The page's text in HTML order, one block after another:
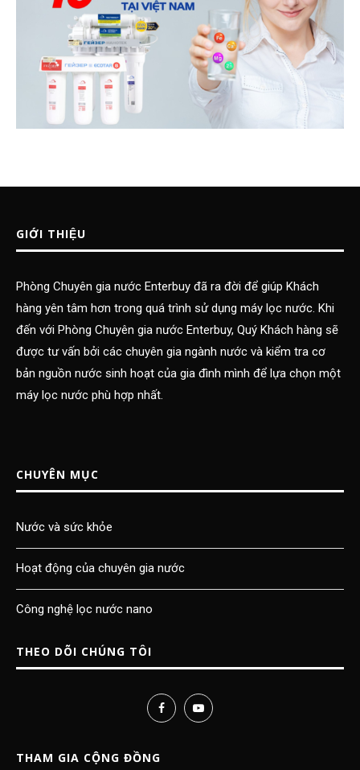
GIỚI THIỆU
Phòng Chuyên gia nước Enterbuy đã ra đời để giúp Khách
hàng yên tâm hơn trong quá trình sử dụng máy lọc nước. Khi
đến với Phòng Chuyên gia nước Enterbuy, Quý Khách hàng sẽ
được tư vấn bởi các chuyên gia ngành nước và kiểm tra cơ
bản nguồn nước sinh hoạt của gia đình mình để lựa chọn một
máy lọc nước phù hợp nhất.
CHUYÊN MỤC
Nước và sức khỏe
Hoạt động của chuyên gia nước
Công nghệ lọc nước nano
THEO DÕI CHÚNG TÔI
THAM GIA CỘNG ĐỒNG